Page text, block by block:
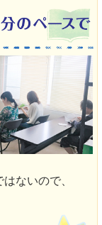
ないので、